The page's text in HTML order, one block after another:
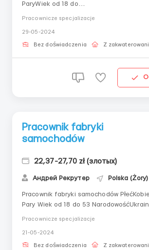
ParyWiek od 18 do
studentów do 26 lat. Opis
przemysłowych złączy plastikowych i
Pracownicze specjalizacje
29-05-2024
Bez doświadczenia Z
Pracownik fabryki
samochodów
22,37-27,70 zł (злотых)
Андрей Рекрутер Polska (Żory)
Pracownik fabryki samochodów PłećKobiety Mężczyźni
Pary Wiek od 18 do 53
oferty pracyProdukcja przemysłowych
tworzyw sztucznych oraz części z
Pracownicze specjalizacje
21-05-2024
Bez doświadczenia Z